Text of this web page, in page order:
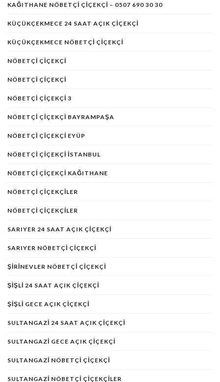
KAĞITHANE NÖBETÇI ÇIÇEKÇI – 0507 690 30 30
KÜÇÜKÇEKMECE 24 SAAT AÇIK ÇIÇEKÇI
KÜÇÜKÇEKMECE NÖBETÇI ÇIÇEKÇI
NÖBETÇI ÇIÇEKÇI
NÖBETÇI ÇIÇEKÇI
NÖBETÇI ÇIÇEKÇI 3
NÖBETÇI ÇIÇEKÇI BAYRAMPAŞA
NÖBETÇI ÇIÇEKÇI EYÜP
NÖBETÇI ÇIÇEKÇI ISTANBUL
NÖBETÇI ÇIÇEKÇI KAĞITHANE
NÖBETÇI ÇIÇEKÇILER
NÖBETÇI ÇIÇEKÇILER
SARIYER 24 SAAT AÇIK ÇIÇEKÇI
SARIYER NÖBETÇI ÇIÇEKÇI
ŞIRINEVLER NÖBETÇI ÇIÇEKÇI
ŞIŞLI 24 SAAT AÇIK ÇIÇEKÇI
ŞIŞLI GECE AÇIK ÇIÇEKÇI
SULTANGAZI 24 SAAT AÇIK ÇIÇEKÇI
SULTANGAZI GECE AÇIK ÇIÇEKÇI
SULTANGAZI NÖBETÇI ÇIÇEKÇI
SULTANGAZI NÖBETÇI ÇIÇEKÇILER